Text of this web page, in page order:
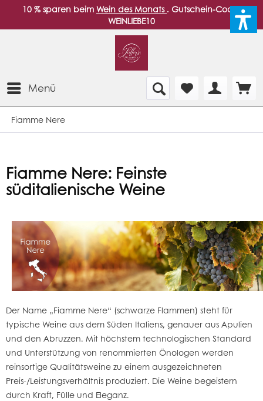
10 % sparen beim Wein des Monats . Gutschein-Code:
WEINLIEBE10
Menü
Fiamme Nere
Fiamme Nere: Feinste
süditalienische Weine
Der Name „Fiamme Nere“ (schwarze Flammen) steht für
typische Weine aus dem Süden Italiens, genauer aus Apulien
und den Abruzzen. Mit höchstem technologischen Standard
und Unterstützung von renommierten Önologen werden
reinsortige Qualitätsweine zu einem ausgezeichneten
Preis-/Leistungsverhältnis produziert. Die Weine begeistern
durch Kraft, Fülle und Eleganz.